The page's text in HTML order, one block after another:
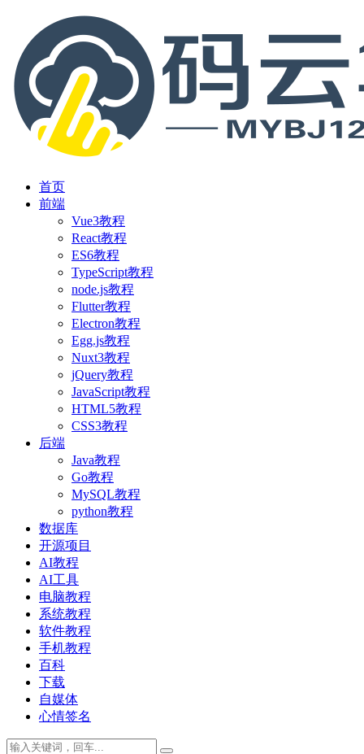
首页
前端
Vue3教程
React教程
ES6教程
TypeScript教程
node.js教程
Flutter教程
Electron教程
Egg.js教程
Nuxt3教程
jQuery教程
JavaScript教程
HTML5教程
CSS3教程
后端
Java教程
Go教程
MySQL教程
python教程
数据库
开源项目
AI教程
AI工具
电脑教程
系统教程
软件教程
手机教程
百科
下载
自媒体
心情签名